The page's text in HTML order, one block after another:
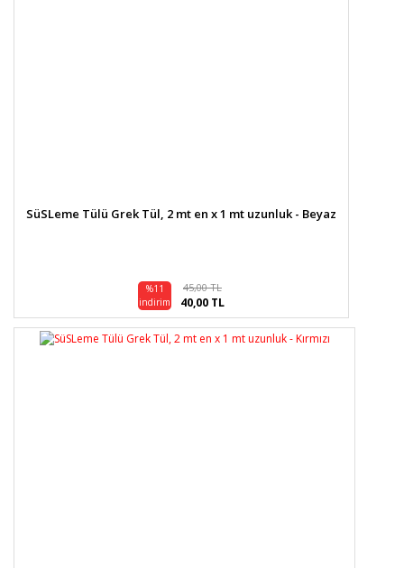
SüSLeme Tülü Grek Tül, 2 mt en x 1 mt uzunluk - Beyaz
%11
indirim
45,00 TL
40,00 TL